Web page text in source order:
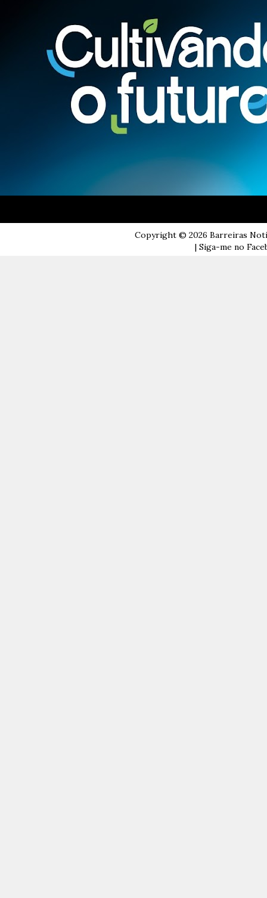
Copyright © 2026 Barreiras
| Siga-me no